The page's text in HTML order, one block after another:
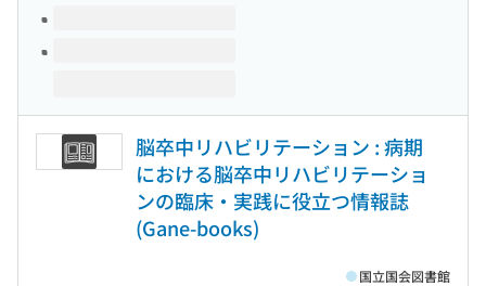
脳卒中リハビリテーション : 病期
における脳卒中リハビリテーショ
ンの臨床・実践に役立つ情報誌
(Gane-books)
国立国会図書館